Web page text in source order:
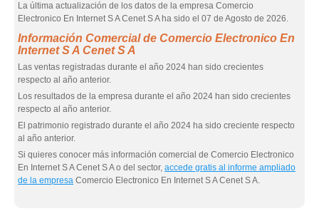
La última actualización de los datos de la empresa Comercio
Electronico En Internet S A Cenet S A ha sido el 07 de Agosto de 2026.
Información Comercial de Comercio Electronico En
Internet S A Cenet S A
Las ventas registradas durante el año 2024 han sido crecientes
respecto al año anterior.
Los resultados de la empresa durante el año 2024 han sido crecientes
respecto al año anterior.
El patrimonio registrado durante el año 2024 ha sido creciente respecto
al año anterior.
Si quieres conocer más información comercial de Comercio Electronico
En Internet S A Cenet S A o del sector, accede gratis al informe ampliado
de la empresa Comercio Electronico En Internet S A Cenet S A.